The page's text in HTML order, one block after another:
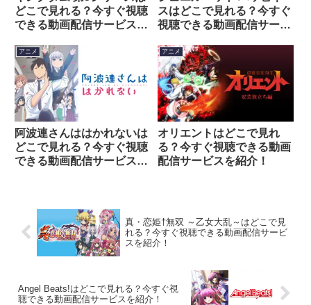
どこで見れる？今すぐ視聴
できる動画配信サービスを
スはどこで見れる？今すぐ
視聴できる動画配信サービ
アニメ
阿波連さんははかれないは
どこで見れる？今すぐ視聴
できる動画配信サービスを
アニメ
オリエントはどこで見れ
る？今すぐ視聴できる動画
配信サービスを紹介！
真・恋姫†無双 ～乙女大乱～はどこで見
れる？今すぐ視聴できる動画配信サービ
スを紹介！
Angel Beats!はどこで見れる？今すぐ視
聴できる動画配信サービスを紹介！